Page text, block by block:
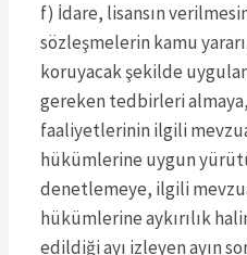
f) İdare, lisansın
sözleşmelerin kamu
koruyacak şekilde
gereken tedbirleri almaya,
faaliyetlerinin ilgili
hükümlerine uygun
denetlemeye, ilgili
hükümlerine aykırılık
edildiği ayı izleyen ayın